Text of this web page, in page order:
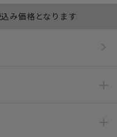
み価格となります